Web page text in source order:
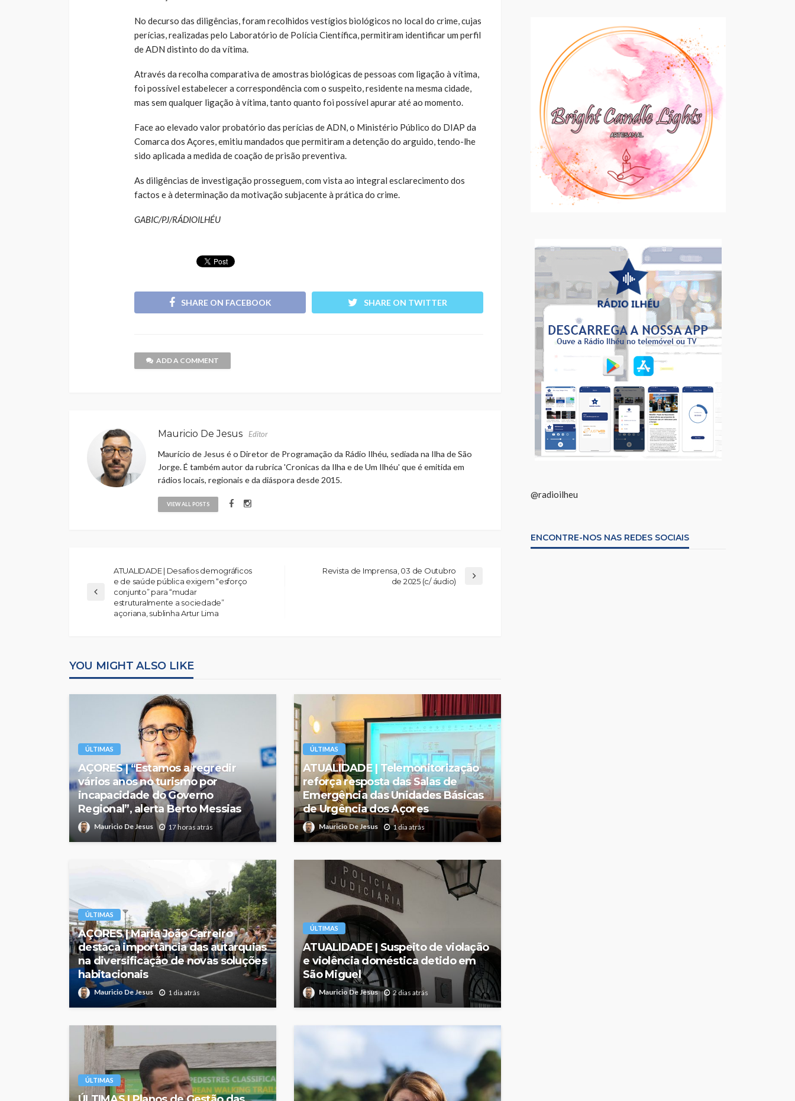
No decurso das diligências, foram recolhidos vestígios biológicos no local do crime, cujas
perícias, realizadas pelo Laboratório de Polícia Científica, permitiram identificar um perfil
de ADN distinto do da vítima.
Através da recolha comparativa de amostras biológicas de pessoas com ligação à vítima,
foi possível estabelecer a correspondência com o suspeito, residente na mesma cidade,
mas sem qualquer ligação à vítima, tanto quanto foi possível apurar até ao momento.
Face ao elevado valor probatório das perícias de ADN, o Ministério Público do DIAP da
Comarca dos Açores, emitiu mandados que permitiram a detenção do arguido, tendo-lhe
sido aplicada a medida de coação de prisão preventiva.
As diligências de investigação prosseguem, com vista ao integral esclarecimento dos
factos e à determinação da motivação subjacente à prática do crime.
GABIC/PJ/RÁDIOILHÉU
SHARE ON FACEBOOK SHARE ON TWITTER
ADD A COMMENT
Mauricio De Jesus Editor
Maurício de Jesus é o Diretor de Programação da Rádio Ilhéu, sediada na Ilha de São
Jorge. É também autor da rubrica 'Cronicas da Ilha e de Um Ilhéu' que é emitida em
rádios locais, regionais e da diáspora desde 2015.
VIEW ALL POSTS
ATUALIDADE | Desafios demográficos
e de saúde pública exigem “esforço
conjunto” para “mudar
estruturalmente a sociedade”
açoriana, sublinha Artur Lima
Revista de Imprensa, 03 de Outubro
de 2025 (c/ áudio)
YOU MIGHT ALSO LIKE
ÚLTIMAS
AÇORES | “Estamos a regredir
vários anos no turismo por
incapacidade do Governo
Regional”, alerta Berto Messias
Mauricio De Jesus 17 horas atrás
ÚLTIMAS
ATUALIDADE | Telemonitorização
reforça resposta das Salas de
Emergência das Unidades Básicas
de Urgência dos Açores
Mauricio De Jesus 1 dia atrás
ÚLTIMAS
AÇORES | Maria João Carreiro
destaca importância das autarquias
na diversificação de novas soluções
habitacionais
Mauricio De Jesus 1 dia atrás
ÚLTIMAS
ATUALIDADE | Suspeito de violação
e violência doméstica detido em
São Miguel
Mauricio De Jesus 2 dias atrás
ÚLTIMAS
@radioilheu
ENCONTRE-NOS NAS REDES SOCIAIS